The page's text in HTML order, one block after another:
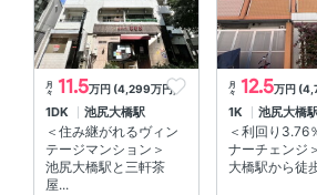
月
々 11.5万円 (4,299万円)
1DK 池尻大橋駅
＜住み継がれるヴィン
テージマンション＞
池尻大橋駅と三軒茶
屋...
月
々 12.5万円
1K 池尻大橋
＜利回り3.76
ナーチェン
大橋駅から徒